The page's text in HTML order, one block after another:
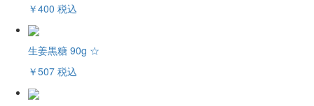
￥400 税込
生姜黒糖 90g ☆
￥507 税込